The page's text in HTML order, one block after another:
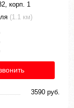
корп. 1
(1.1 км)
3590 руб.